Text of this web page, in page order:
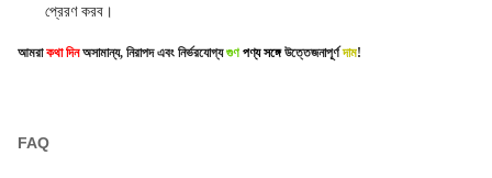
প্রেরণ করব।
আমরাকথা দিনঅসামান্য, নিরাপদ এবং নির্ভরযোগ্যগুণ পণ্যসঙ্গেউত্তেজনাপূর্ণদাম!
FAQ